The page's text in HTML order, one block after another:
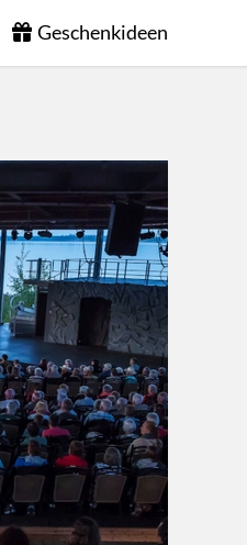
Geschenkideen